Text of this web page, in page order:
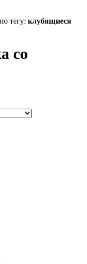
тегу: клубящиеся
со